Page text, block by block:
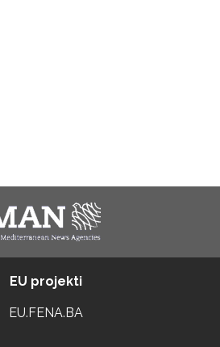
EU projekti
EU.FENA.BA